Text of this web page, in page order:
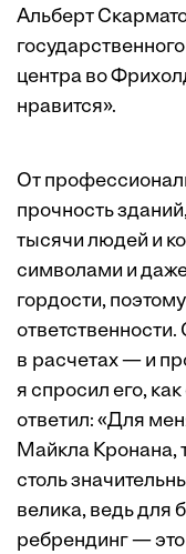
Альберт
центра во
нравится».
От
прочность
тысячи людей и
символами и
гордости,
в расчетах — и
я спросил его,
ответил: «Для
Майкла Кронана,
столь
велика, ведь для
ребрендинг —